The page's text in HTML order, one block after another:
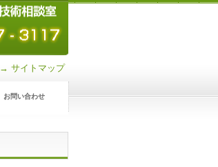
→ サイトマップ
お問い合わせ